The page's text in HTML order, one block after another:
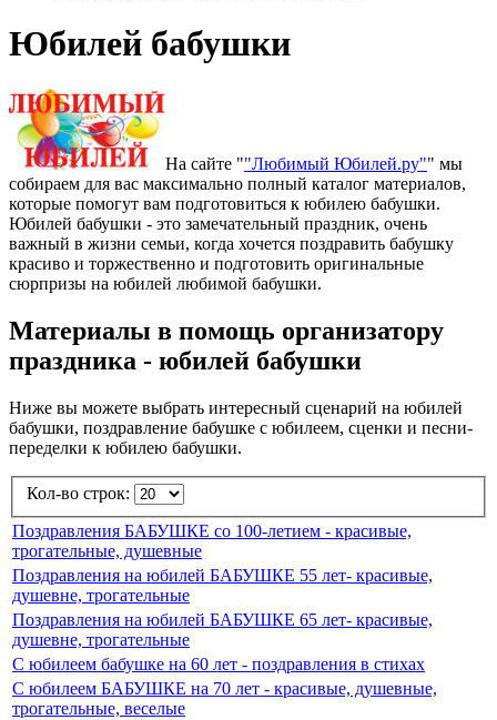
Юбилей бабушки
На сайте ""Любимый Юбилей.ру"" мы
собираем для вас максимально полный каталог материалов,
которые помогут вам подготовиться к юбилею бабушки.
Юбилей бабушки - это замечательный праздник, очень
важный в жизни семьи, когда хочется поздравить бабушку
красиво и торжественно и подготовить оригинальные
сюрпризы на юбилей любимой бабушки.
Материалы в помощь организатору
праздника - юбилей бабушки
Ниже вы можете выбрать интересный сценарий на юбилей
бабушки, поздравление бабушке с юбилеем, сценки и песни-
переделки к юбилею бабушки.
Кол-во строк:
Поздравления БАБУШКЕ cо 100-летием - красивые,
трогательные, душевные
Поздравления на юбилей БАБУШКЕ 55 лет- красивые,
душевне, трогательные
Поздравления на юбилей БАБУШКЕ 65 лет- красивые,
душевне, трогательные
С юбилеем бабушке на 60 лет - поздравления в стихах
С юбилеем БАБУШКЕ на 70 лет - красивые, душевные,
трогательные, веселые